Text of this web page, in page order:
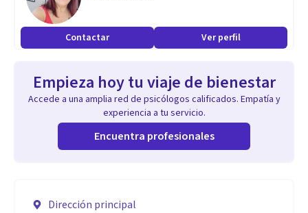
Contactar Ver perfil
Empieza hoy tu viaje de bienestar
Accede a una amplia red de psicólogos calificados. Empatía y
experiencia a tu servicio.
Encuentra profesionales
Dirección principal